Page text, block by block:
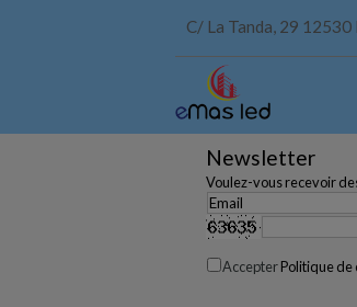
C/ La Tanda, 29 12530
Newsletter
Voulez-vous recevoir
AccepterPolitique